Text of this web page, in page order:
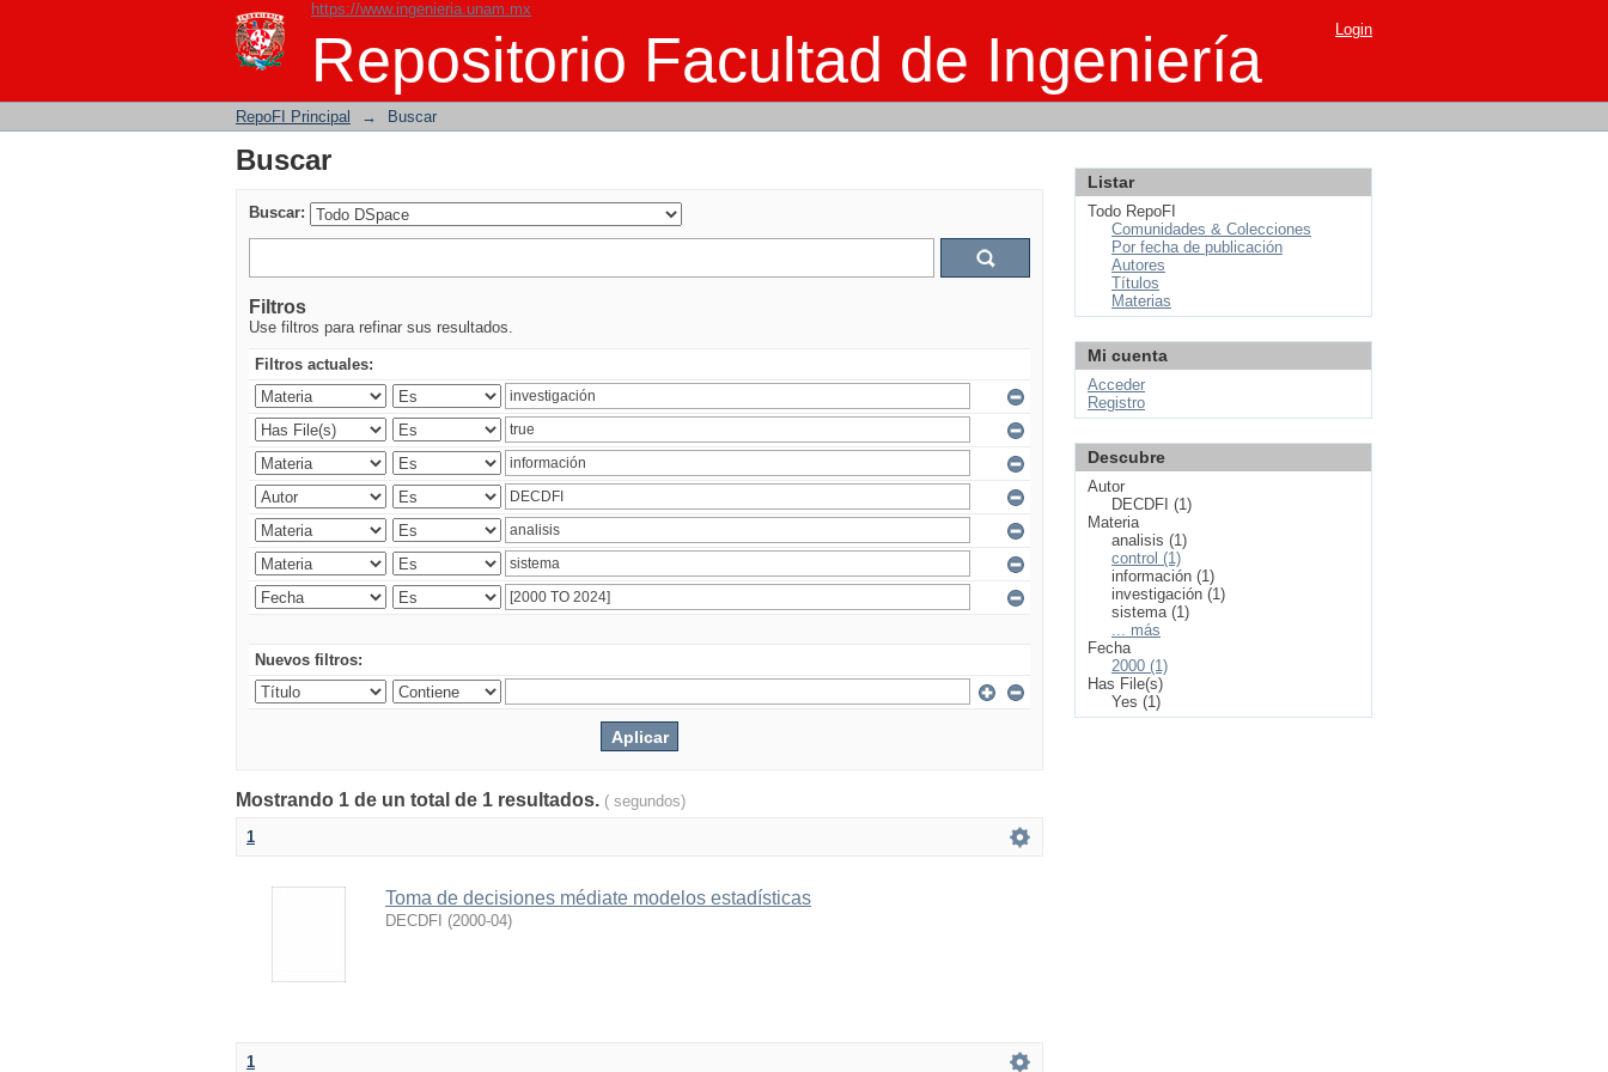
https://www.ingenieria.unam.mx
Repositorio Facultad de Ingeniería
Buscar Login
RepoFI Principal → Buscar
Buscar
Buscar:
Filtros
Use filtros para refinar sus resultados.
Filtros actuales:
Nuevos filtros:
Mostrando 1 de un total de 1 resultados. ( segundos)
1
Toma de decisiones médiate modelos estadísticas
DECDFI (2000-04)
1
Listar
Todo RepoFI
Comunidades & Colecciones
Por fecha de publicación
Autores
Títulos
Materias
Mi cuenta
Acceder
Registro
Descubre
Autor
DECDFI (1)
Materia
analisis (1)
control (1)
información (1)
investigación (1)
sistema (1)
... más
Fecha
2000 (1)
Has File(s)
Yes (1)